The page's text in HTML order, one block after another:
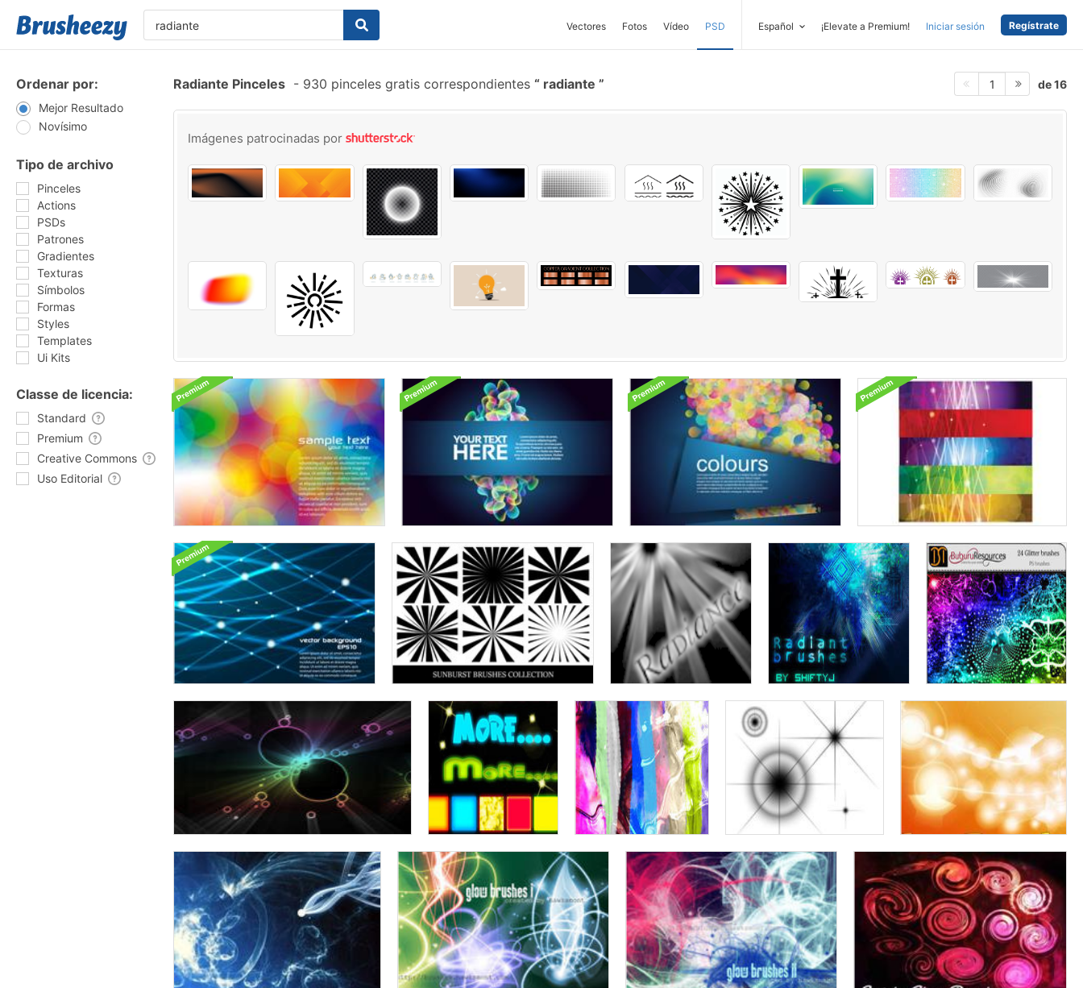
Vectores Fotos Vídeo PSD Español ¡Elevate a Premium! Iniciar sesión Regístrate
Ordenar por:
Mejor Resultado
Novísimo
Tipo de archivo
Pinceles
Actions
PSDs
Patrones
Gradientes
Texturas
Símbolos
Formas
Styles
Templates
Ui Kits
Classe de licencia:
Standard
Premium
Creative Commons
Uso Editorial
Radiante Pinceles - 930 pinceles gratis correspondientes radiante 1 de 16
Imágenes patrocinadas por